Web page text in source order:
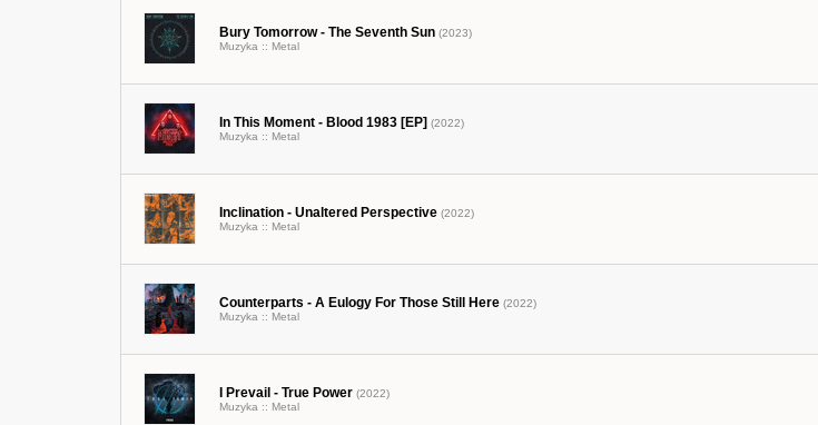
Bury Tomorrow - The Seventh Sun (2023)
Muzyka :: Metal
In This Moment - Blood 1983 [EP] (2022)
Muzyka :: Metal
Inclination - Unaltered Perspective (2022)
Muzyka :: Metal
Counterparts - A Eulogy For Those Still Here (2022)
Muzyka :: Metal
I Prevail - True Power (2022)
Muzyka :: Metal